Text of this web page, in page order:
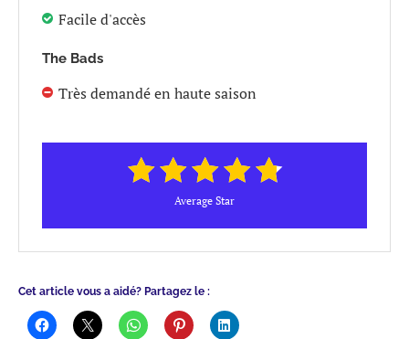
Facile d'accès
The Bads
Très demandé en haute saison
Average Star
Cet article vous a aidé? Partagez le :